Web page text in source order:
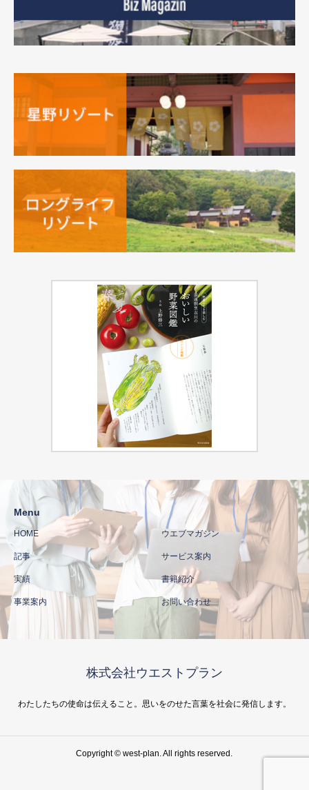
Menu
HOME ウエブマガジン
記事 サービス案内
実績 書籍紹介
事業案内 お問い合わせ
株式会社ウエストプラン
わたしたちの使命は伝えること。思いをのせた言葉を社会に発信します。
Copyright © west-plan. All rights reserved.